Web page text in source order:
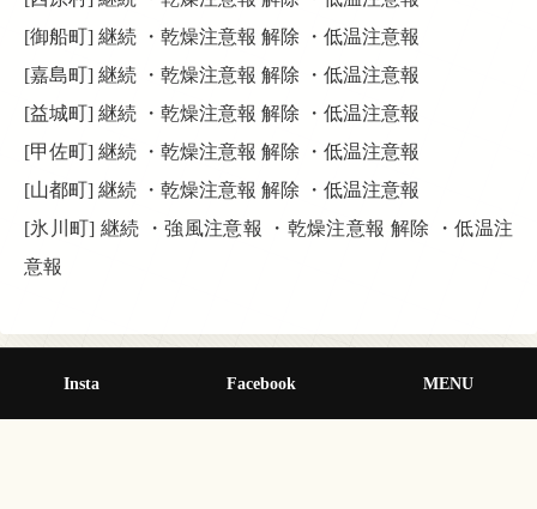
[御船町] 継続 ・乾燥注意報 解除 ・低温注意報
[嘉島町] 継続 ・乾燥注意報 解除 ・低温注意報
[益城町] 継続 ・乾燥注意報 解除 ・低温注意報
[甲佐町] 継続 ・乾燥注意報 解除 ・低温注意報
[山都町] 継続 ・乾燥注意報 解除 ・低温注意報
[氷川町] 継続 ・強風注意報 ・乾燥注意報 解除 ・低温注
意報
Insta Facebook MENU